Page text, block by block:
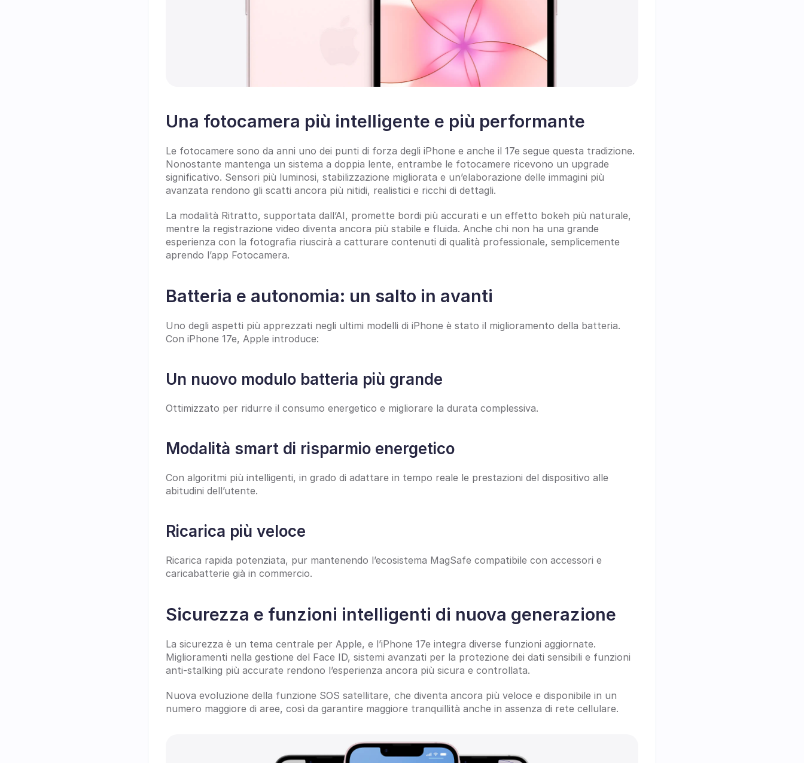
Una fotocamera più intelligente e più performante
Le fotocamere sono da anni uno dei punti di forza degli iPhone e anche il 17e segue questa tradizione.
Nonostante mantenga un sistema a doppia lente, entrambe le fotocamere ricevono un upgrade
significativo. Sensori più luminosi, stabilizzazione migliorata e un’elaborazione delle immagini più
avanzata rendono gli scatti ancora più nitidi, realistici e ricchi di dettagli.
La modalità Ritratto, supportata dall’AI, promette bordi più accurati e un effetto bokeh più naturale,
mentre la registrazione video diventa ancora più stabile e fluida. Anche chi non ha una grande
esperienza con la fotografia riuscirà a catturare contenuti di qualità professionale, semplicemente
aprendo l’app Fotocamera.
Batteria e autonomia: un salto in avanti
Uno degli aspetti più apprezzati negli ultimi modelli di iPhone è stato il miglioramento della batteria.
Con iPhone 17e, Apple introduce:
Un nuovo modulo batteria più grande
Ottimizzato per ridurre il consumo energetico e migliorare la durata complessiva.
Modalità smart di risparmio energetico
Con algoritmi più intelligenti, in grado di adattare in tempo reale le prestazioni del dispositivo alle
abitudini dell’utente.
Ricarica più veloce
Ricarica rapida potenziata, pur mantenendo l’ecosistema MagSafe compatibile con accessori e
caricabatterie già in commercio.
Sicurezza e funzioni intelligenti di nuova generazione
La sicurezza è un tema centrale per Apple, e l’iPhone 17e integra diverse funzioni aggiornate.
Miglioramenti nella gestione del Face ID, sistemi avanzati per la protezione dei dati sensibili e funzioni
anti-stalking più accurate rendono l’esperienza ancora più sicura e controllata.
Nuova evoluzione della funzione SOS satellitare, che diventa ancora più veloce e disponibile in un
numero maggiore di aree, così da garantire maggiore tranquillità anche in assenza di rete cellulare.